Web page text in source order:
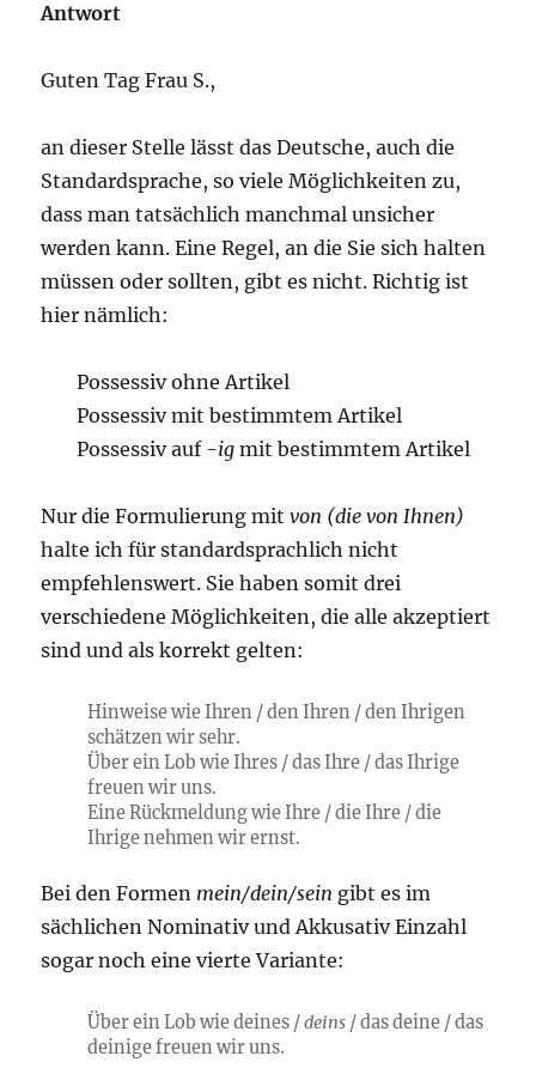
Antwort
Guten Tag Frau S.,
an dieser Stelle lässt das Deutsche, auch die
Standardsprache, so viele Möglichkeiten zu,
dass man tatsächlich manchmal unsicher
werden kann. Eine Regel, an die Sie sich halten
müssen oder sollten, gibt es nicht. Richtig ist
hier nämlich:
Possessiv ohne Artikel
Possessiv mit bestimmtem Artikel
Possessiv auf -ig mit bestimmtem Artikel
Nur die Formulierung mitvon (die von Ihnen)
halte ich für standardsprachlich nicht
empfehlenswert. Sie haben somit drei
verschiedene Möglichkeiten, die alle akzeptiert
sind und als korrekt gelten:
Hinweise wie Ihren / den Ihren / den Ihrigen
schätzen wir sehr.
Über ein Lob wie Ihres / das Ihre / das Ihrige
freuen wir uns.
Eine Rückmeldung wie Ihre / die Ihre / die
Ihrige nehmen wir ernst.
Bei den Formen mein/dein/sein gibt es im
sächlichen Nominativ und Akkusativ Einzahl
sogar noch eine vierte Variante:
Über ein Lob wie deines /deins/ das deine / das
deinige freuen wir uns.